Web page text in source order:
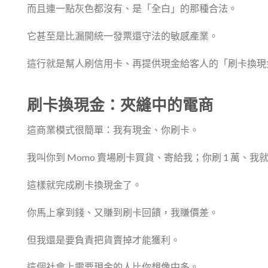
而且連一點灰色都沒有、是「全白」的那種合法。
它甚至是比漏開統一發票還守法的敏感產業。
這行就是幫人刷信用卡、再提供現金給客人的「刷卡換現
刷卡換現金：夾縫中的電商
這商業模式很簡單：我有現金、你刷卡。
我叫你到 Momo 賣場刷卡買貨、寄給我；你刷 1 萬、我
這樣就完成刷卡換現金了。
你馬上拿到錢、又賺到刷卡回饋，我賺價差。
但我還是要負責把貨賣掉才能獲利。